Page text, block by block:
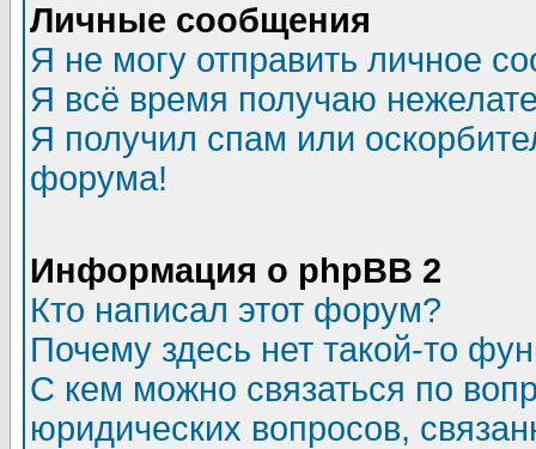
Личные сообщения
Я не могу отправить личное
Я всё время получаю
Я получил спам или
форума!
Информация о phpBB 2
Кто написал этот форум?
Почему здесь нет такой-то
С кем можно связаться по
юридических вопросов,